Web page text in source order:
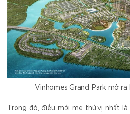
Vinhomes Grand Park mở ra
Trong đó, điều mới mẻ thú vị nhất